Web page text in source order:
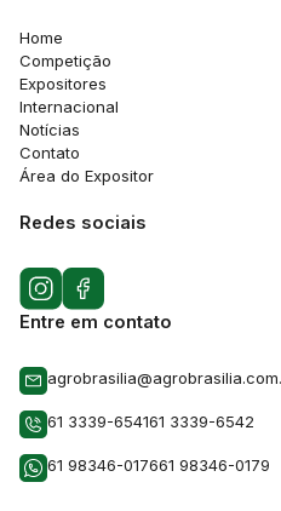
Home
Competição
Expositores
Internacional
Notícias
Contato
Área do Expositor
Redes sociais
Entre em contato
61 3339-654161 3339-6542
61 98346-017661 98346-0179